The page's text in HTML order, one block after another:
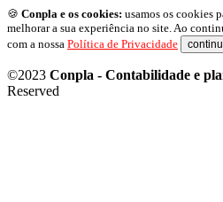
🍪 Conpla e os cookies: usamos os cookies
melhorar a sua experiência no site. Ao
com a nossa Política de Privacidade
©2023 Conpla - Contabilidade e
Reserved